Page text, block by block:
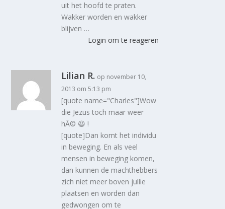
uit het hoofd te praten.
Wakker worden en wakker
blijven …
Login om te reageren
Lilian R. op november 10,
2013 om 5:13 pm
[quote name="Charles"]Wow
die Jezus toch maar weer
hÃ© 😆 !
[quote]Dan komt het individu
in beweging. En als veel
mensen in beweging komen,
dan kunnen de machthebbers
zich niet meer boven jullie
plaatsen en worden dan
gedwongen om te